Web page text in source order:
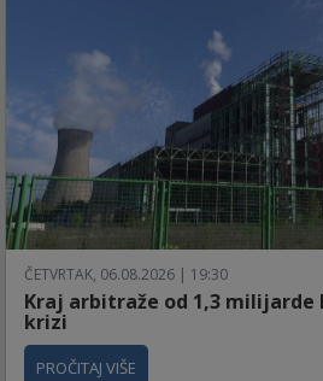
ČETVRTAK, 06.08.2026 | 19:30
Kraj arbitraže od 1,3 milijarde
krizi
PROČITAJ VIŠE